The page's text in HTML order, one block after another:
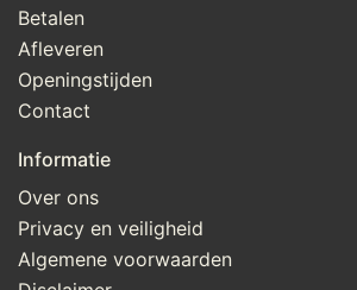
Betalen
Afleveren
Openingstijden
Contact
Informatie
Over ons
Privacy en veiligheid
Algemene voorwaarden